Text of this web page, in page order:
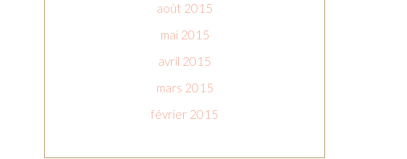
août 2015
mai 2015
avril 2015
mars 2015
février 2015